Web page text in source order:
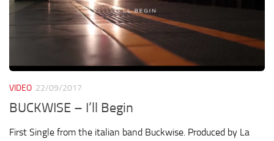
VIDEO 22/09/2017
BUCKWISE – I’ll Begin
First Single from the italian band Buckwise. Produced by La